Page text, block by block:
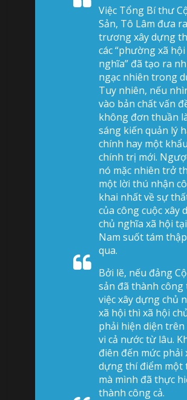
Việc Tổng Bí thư
Sản, Tô Lâm đưa
trương xây dựng
các “phường xã
nghĩa” đã tạo ra
ngạc nhiên trong
Tuy nhiên, nếu
vào bản chất vấn
không đơn thuần
sáng kiến quản lý
chính hay một
chính trị mới.
nó mặc nhiên trở
một lời thú nhận
khai nhất về sự
của công cuộc xây
chủ nghĩa xã hội
Nam suốt tám
qua.
Bởi lẽ, nếu đảng
sản đã thành
việc xây dựng chủ
xã hội thì xã hội
phải hiện diện trên
vi cả nước từ lâu.
điên đến mức phải
dựng thí điểm một
mà mình đã thực
thành công cả.